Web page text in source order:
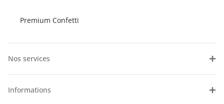
Premium Confetti
Nos services
Informations